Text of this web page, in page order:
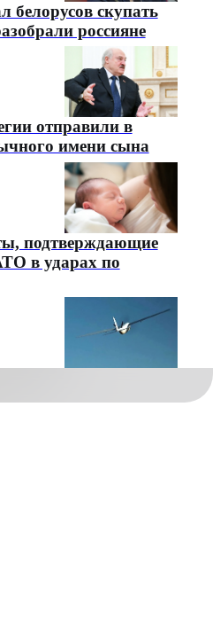
белорусов скупать
россияне
отправили в
имени сына
подтверждающие
в ударах по